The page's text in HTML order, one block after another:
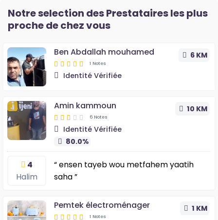
Notre selection des Prestataires les plus
proche de chez vous
6 KM
Ben Abdallah mouhamed
1 Notes
Identité Vérifiée
10 KM
Amin kammoun
6 Notes
Identité Vérifiée
80.0%
4
Halim
“ ensen tayeb wou metfahem yaatih
saha ”
1 KM
Pemtek électroménager
1 Notes